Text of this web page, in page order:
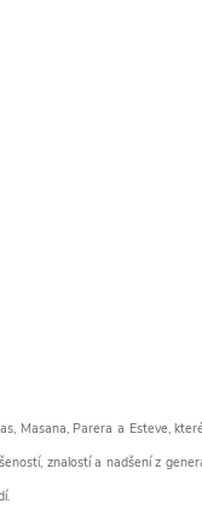
Masana, Parera a Esteve,
znalostí a nadšení z